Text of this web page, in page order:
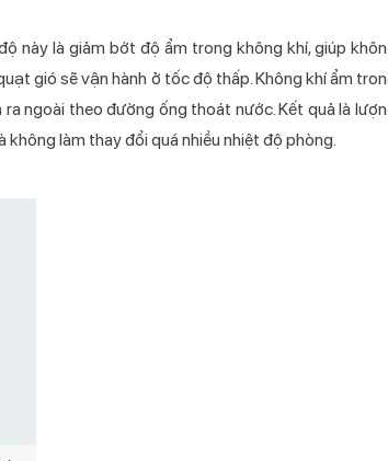
này là giảm bớt độ ẩm trong không khí, giúp
gió sẽ vận hành ở tốc độ thấp. Không khí ẩm
ngoài theo đường ống thoát nước. Kết quả là
làm thay đổi quá nhiều nhiệt độ phòng.